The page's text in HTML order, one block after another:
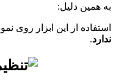
به همین دلیل:
استفاده از این ابزار روی
ندارد.